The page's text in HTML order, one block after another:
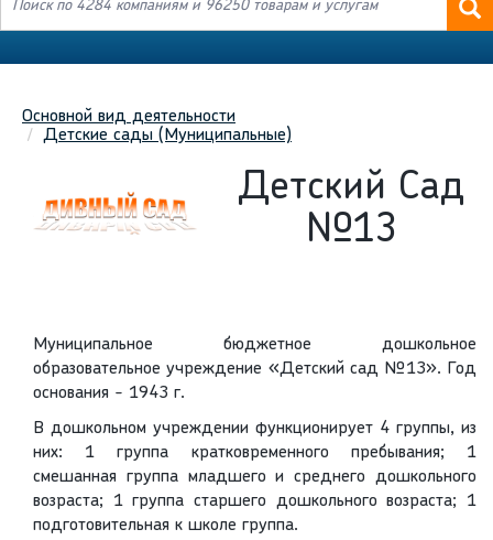
Основной вид деятельности
Детские сады (Муниципальные)
Детский Сад
№13
Муниципальное бюджетное дошкольное
образовательное учреждение «Детский сад №13». Год
основания - 1943 г.
В дошкольном учреждении функционирует 4 группы, из
них: 1 группа кратковременного пребывания; 1
смешанная группа младшего и среднего дошкольного
возраста; 1 группа старшего дошкольного возраста; 1
подготовительная к школе группа.